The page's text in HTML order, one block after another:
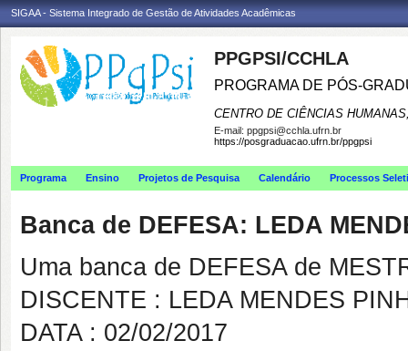
SIGAA - Sistema Integrado de Gestão de Atividades Acadêmicas
PPGPSI/CCHLA
PROGRAMA DE PÓS-
CENTRO DE CIÊNCIAS
E-mail: ppgpsi@cchla.ufrn.br
https://posgraduacao.ufrn.br/ppgpsi
Programa Ensino Projetos de Pesquisa Calendário Processos
Banca de DEFESA: LEDA
Uma banca de DEFESA de
DISCENTE : LEDA MENDES
DATA : 02/02/2017